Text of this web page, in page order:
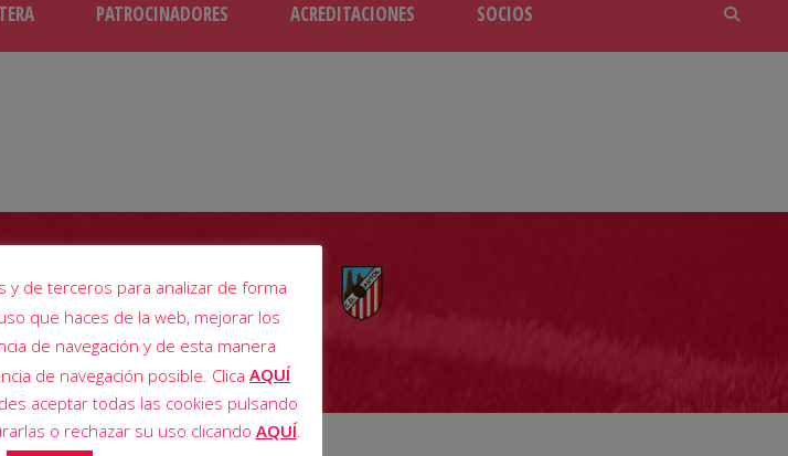
PATROCINADORES ACREDITACIONES SOCIOS
- CD AUTOL
17 Nov 2024
y de terceros para analizar de forma
que haces de la web, mejorar los
de navegación y de esta manera
de navegación posible. Clica AQUÍ
aceptar todas las cookies pulsando
o rechazar su uso clicando AQUÍ.